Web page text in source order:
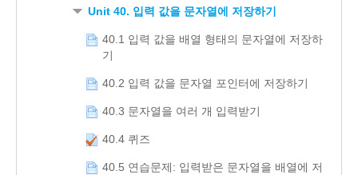
Unit 40. 입력 값을 문자열에 저장하기
40.1 입력 값을 배열 형태의 문자열에 저장하
기
40.2 입력 값을 문자열 포인터에 저장하기
40.3 문자열을 여러 개 입력받기
40.4 퀴즈
40.5 연습문제: 입력받은 문자열을 배열에 저